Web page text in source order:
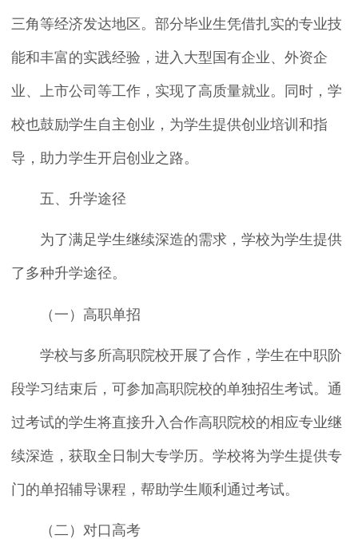
三角等经济发达地区。部分毕业生凭借扎实的专业技
能和丰富的实践经验，进入大型国有企业、外资企
业、上市公司等工作，实现了高质量就业。同时，学
校也鼓励学生自主创业，为学生提供创业培训和指
导，助力学生开启创业之路。
五、升学途径
为了满足学生继续深造的需求，学校为学生提供
了多种升学途径。
（一）高职单招
学校与多所高职院校开展了合作，学生在中职阶
段学习结束后，可参加高职院校的单独招生考试。通
过考试的学生将直接升入合作高职院校的相应专业继
续深造，获取全日制大专学历。学校将为学生提供专
门的单招辅导课程，帮助学生顺利通过考试。
（二）对口高考